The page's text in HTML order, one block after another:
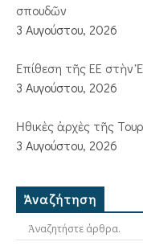
σπουδῶν
3 Αυγούστου, 2026
Ἐπίθεση τῆς ΕΕ στὴν
3 Αυγούστου, 2026
Ἠθικὲς ἀρχὲς τῆς
3 Αυγούστου, 2026
Ἀναζήτηση